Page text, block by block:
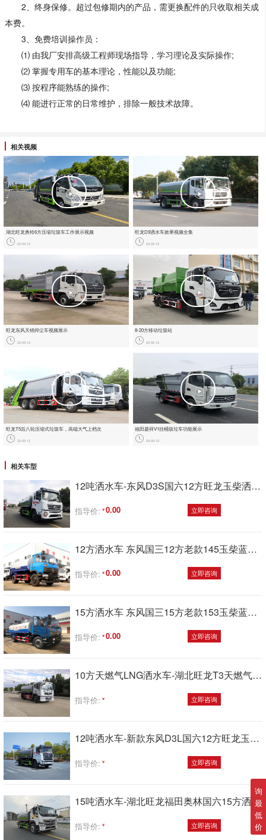
2、终身保修。超过包修期内的产品，需更换配件的只收取相关成
本费。
3、免费培训操作员：
⑴ 由我厂安排高级工程师现场指导，学习理论及实际操作;
⑵ 掌握专用车的基本理论，性能以及功能;
⑶ 按程序能熟练的操作;
⑷ 能进行正常的日常维护，排除一般技术故障。
相关视频
湖北旺龙奥铃6方压缩垃圾车工作展示视频
23-05-12
旺龙D9洒水车效果视频全集
23-05-12
旺龙东风天锦抑尘车视频展示
23-05-12
8-20方移动垃圾站
23-05-12
旺龙T5后八轮压缩式垃圾车，‮端高‬大‮上气‬档次
23-05-12
福田菱祥‬V1挂桶圾垃‬车功能展示
23-05-12
相关车型
12吨洒水车-东风D3S国六12方旺龙玉柴洒水车厂家价格
指导价: 0.00 立即咨询
12方洒水车 东风国三12方老款145玉柴蓝头洒水车
指导价: 0.00 立即咨询
15方洒水车 东风国三15方老款153玉柴蓝头洒水车
指导价: 0.00 立即咨询
10方天燃气LNG洒水车-湖北旺龙T3天燃气洒水车厂家价格
指导价: 立即咨询
12吨洒水车-新款东风D3L国六12方旺龙玉柴洒水车厂家价格
指导价: 立即咨询
15吨洒水车-湖北旺龙福田奥林国六15方洒水车厂家价格
指导价: 立即咨询
询
最
低
价